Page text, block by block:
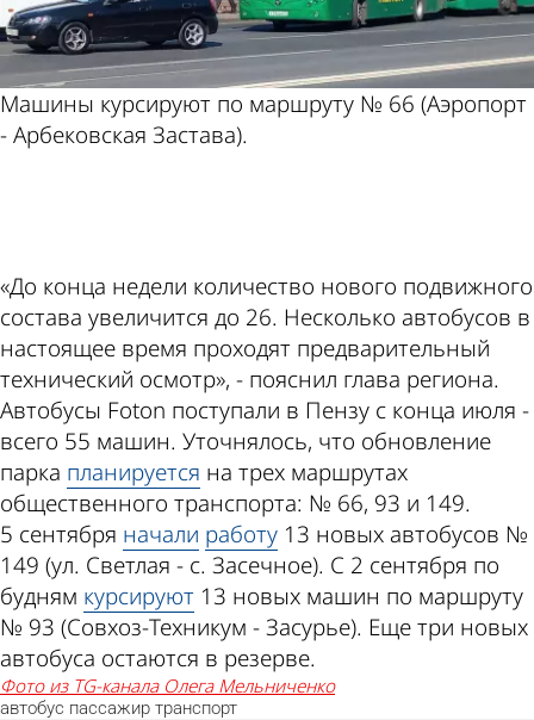
Машины курсируют по маршруту № 66 (Аэропорт
- Арбековская Застава).
«До конца недели количество нового подвижного
состава увеличится до 26. Несколько автобусов в
настоящее время проходят предварительный
технический осмотр», - пояснил глава региона.
Автобусы Foton поступали в Пензу с конца июля -
всего 55 машин. Уточнялось, что обновление
парка планируется на трех маршрутах
общественного транспорта: № 66, 93 и 149.
5 сентября начали работу 13 новых автобусов №
149 (ул. Светлая - с. Засечное). С 2 сентября по
будням курсируют 13 новых машин по маршруту
№ 93 (Совхоз-Техникум - Засурье). Еще три новых
автобуса остаются в резерве.
фото из TG-канала Олега Мельниченко
автобус пассажир транспорт